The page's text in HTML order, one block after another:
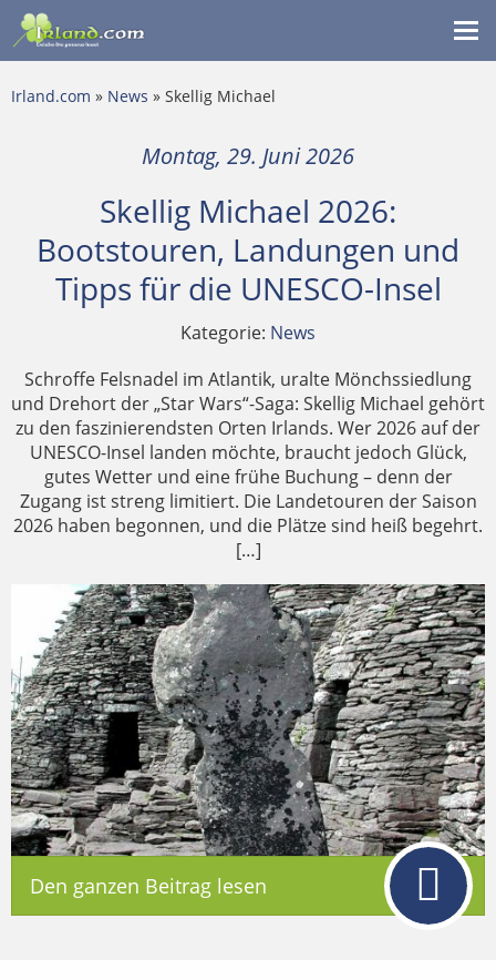
Irland.com » News » Skellig Michael
Montag, 29. Juni 2026
Skellig Michael 2026:
Bootstouren, Landungen und
Tipps für die UNESCO-Insel
Kategorie: News
Schroffe Felsnadel im Atlantik, uralte Mönchssiedlung
und Drehort der „Star Wars“-Saga: Skellig Michael gehört
zu den faszinierendsten Orten Irlands. Wer 2026 auf der
UNESCO-Insel landen möchte, braucht jedoch Glück,
gutes Wetter und eine frühe Buchung – denn der
Zugang ist streng limitiert. Die Landetouren der Saison
2026 haben begonnen, und die Plätze sind heiß begehrt.
[…]
Den ganzen Beitrag lesen